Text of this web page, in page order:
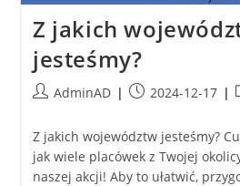
Z jakich
jesteśmy?
AdminAD 2024-12-17
Z jakich województw jesteśmy?
jak wiele placówek z Twojej
naszej akcji! Aby to ułatwić,